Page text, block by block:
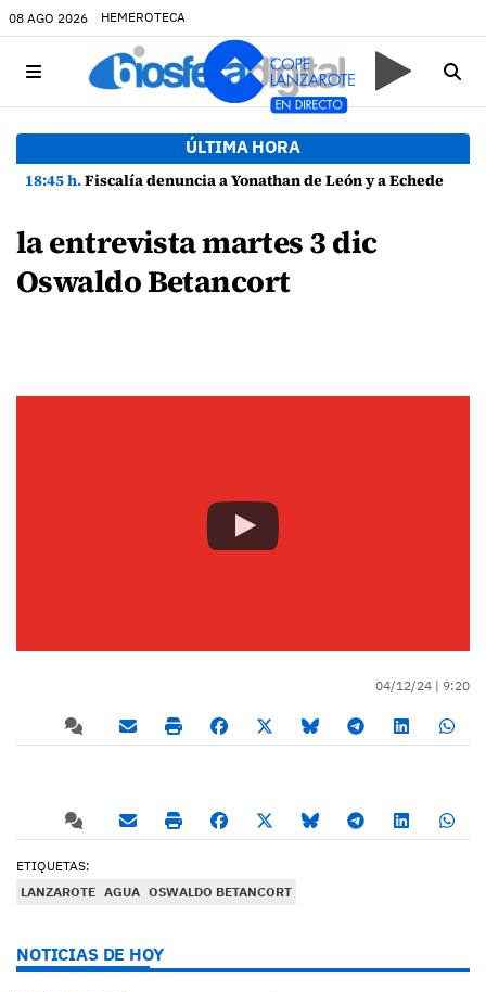
08 AGO 2026 HEMEROTECA
ÚLTIMA HORA
18:45 h.Fiscalía denuncia a Yonathan de León y a Echedey Eugenio por presuntas anomalías en contratos festivos
la entrevista martes 3 dic
Oswaldo Betancort
04/12/24 | 9:20
ETIQUETAS:
LANZAROTE AGUA OSWALDO BETANCORT
NOTICIAS DE HOY